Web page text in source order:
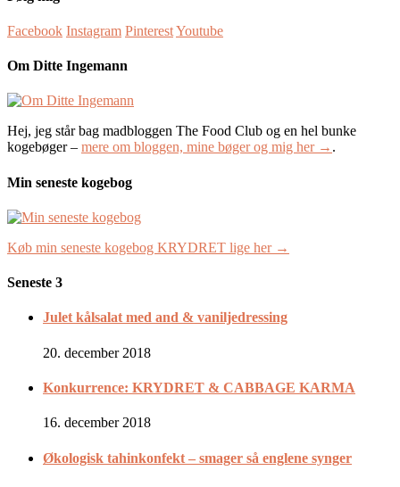
Facebook Instagram PinterestYoutube
Om Ditte Ingemann
Hej, jeg står bag madbloggen The Food Club og en hel bunke
kogebøger – mere om bloggen, mine bøger og mig her → .
Min seneste kogebog
Køb min seneste kogebog KRYDRET lige her →
Seneste 3
Julet kålsalat med and & vaniljedressing
20. december 2018
Konkurrence: KRYDRET & CABBAGE KARMA
16. december 2018
Økologisk tahinkonfekt – smager så englene synger